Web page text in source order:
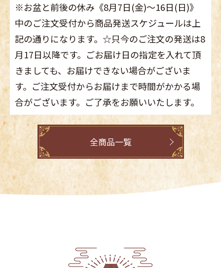
※お盆と前後の休み《8月7日(金)～16日(日)》
中のご注文受付から商品発送スケジュールは上
記の通りになります。☆只今のご注文の発送は8
月17日以降です。ごお届け日の指定を入れて頂
きましても、お届けできない場合がございま
す。ご注文受付からお届けまで時間がかかる場
合がございます。ご了承をお願いいたします。
全商品一覧